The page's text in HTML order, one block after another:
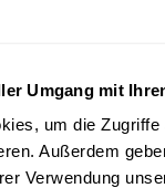
Umgang mit
um die Zugriffe
Außerdem
Verwendung